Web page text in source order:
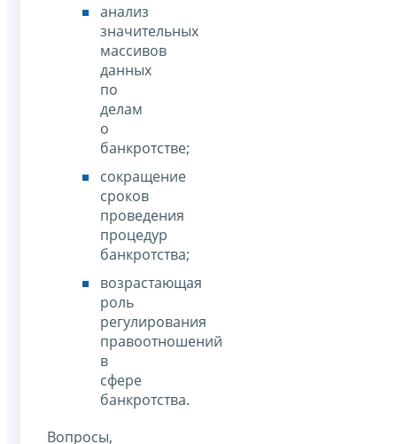
анализ
значительных
массивов
данных
по
делам
о
банкротстве;
сокращение
сроков
проведения
процедур
банкротства;
возрастающая
роль
регулирования
правоотношений
в
сфере
банкротства.
Вопросы,